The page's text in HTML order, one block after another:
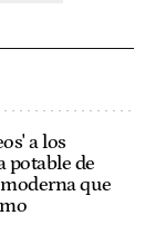
a los
potable de
que